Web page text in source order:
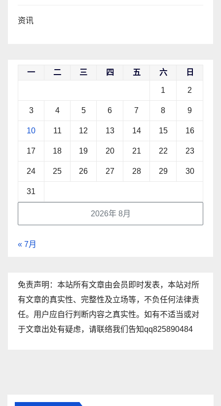
资讯
2026年 8月
一 二 三 四 五 六 日
1 2
3 4 5 6 7 8 9
10 11 12 13 14 15 16
17 18 19 20 21 22 23
24 25 26 27 28 29 30
31
« 7月
免责声明：本站所有文章由会员即时发表，本站对所
有文章的真实性、完整性及立场等，不负任何法律责
任。用户应自行判断内容之真实性。如有不适当或对
于文章出处有疑虑，请联络我们告知qq825890484